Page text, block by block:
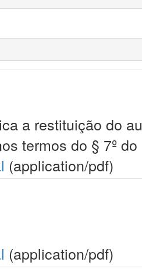
a restituição do
termos do § 7º
(application/pdf)
(application/pdf)